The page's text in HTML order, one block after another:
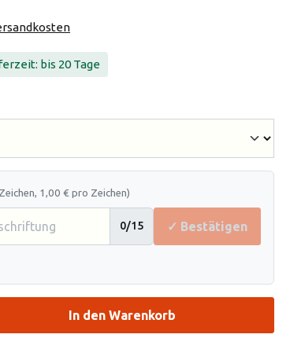
bis 20 Tage
1,00 € pro Zeichen)
0/15 ✓ Bestätigen
Gib den gewünschten Wert
In den Warenkorb